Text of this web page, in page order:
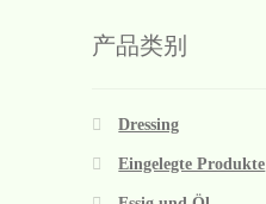
产品类别
Dressing
Eingelegte Produkte